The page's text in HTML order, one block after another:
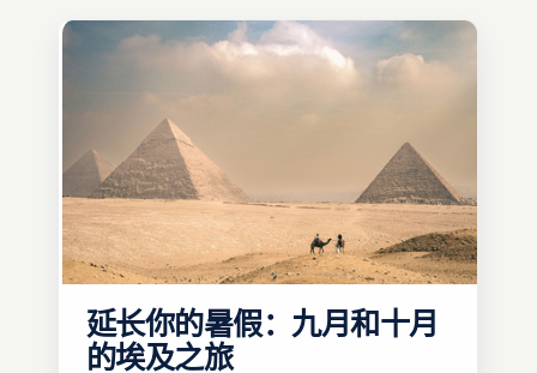
延长你的暑假：九月和十月
的埃及之旅